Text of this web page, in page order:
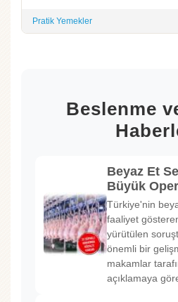
Pratik Yemekler
Beslenme
Beyaz Et
Büyük
Türkiye'nin
faaliyet
yürütülen
önemli bir
makamlar
açıklamaya